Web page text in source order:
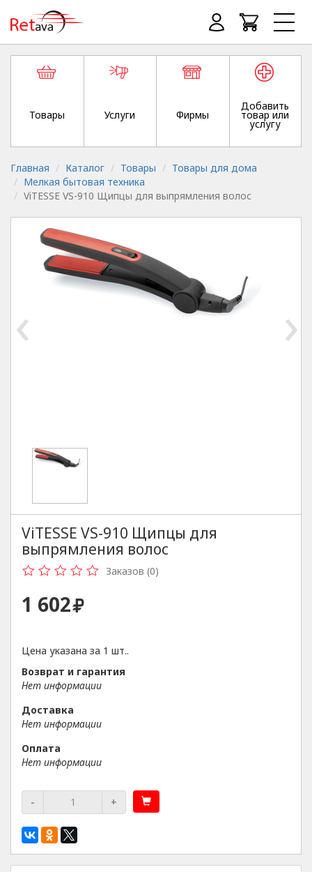
Товары Услуги Фирмы
Добавить
товар или
услугу
Главная Каталог Товары
Товары для дома
Мелкая бытовая техника
ViTESSE VS-910 Щипцы для выпрямления волос
‹ ›
ViTESSE VS-910 Щипцы для
выпрямления волос
Заказов (0)
1 602
Цена указана за 1 шт..
Возврат и гарантия
Нет информации
Доставка
Нет информации
Оплата
Нет информации
- +